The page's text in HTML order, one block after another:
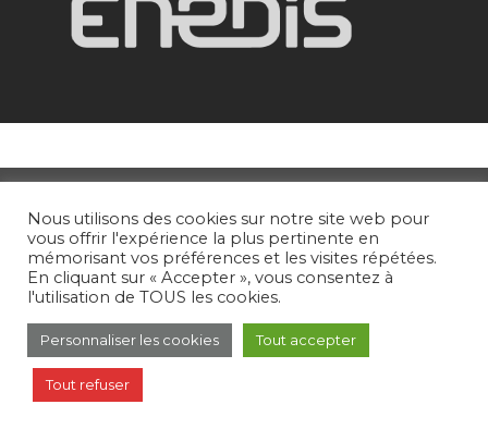
Cookies
Politique générale de protection des
données
Contact
Nous utilisons des cookies sur notre site web pour
vous offrir l'expérience la plus pertinente en
mémorisant vos préférences et les visites répétées.
En cliquant sur « Accepter », vous consentez à
l'utilisation de TOUS les cookies.
Personnaliser les cookies Tout accepter
Tout refuser